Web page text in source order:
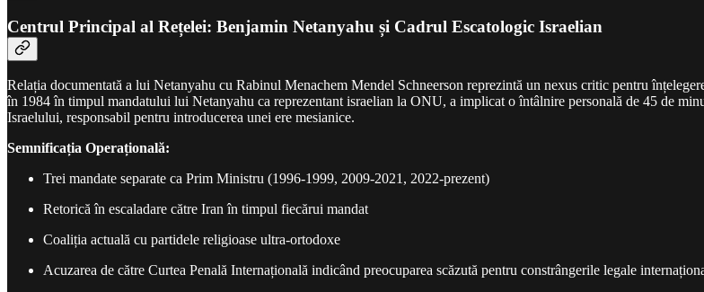
Centrul Principal al Rețelei: Benjamin Netanyahu și Cadrul Escatologic Israelian
Relația documentată a lui Netanyahu cu Rabinul Menachem Mendel Schneerson reprezintă un nexus critic pentru
în 1984 în timpul mandatului lui Netanyahu ca reprezentant israelian la ONU, a implicat o întâlnire personală de 45 de
Israelului, responsabil pentru introducerea unei ere mesianice.
Semnificația Operațională:
Trei mandate separate ca Prim Ministru (1996-1999, 2009-2021, 2022-prezent)
Retorică în escaladare către Iran în timpul fiecărui mandat
Coaliția actuală cu partidele religioase ultra-ortodoxe
Acuzarea de către Curtea Penală Internațională indicând preocuparea scăzută pentru constrângerile legale